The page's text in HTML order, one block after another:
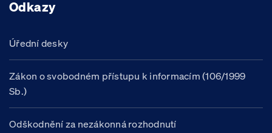
Odkazy
Úřední desky
Zákon o svobodném přístupu k informacím (106/1999
Sb.)
Odškodnění za nezákonná rozhodnutí